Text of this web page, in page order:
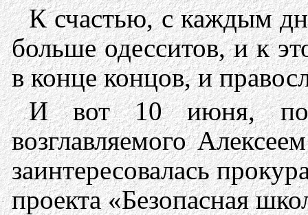
К счастью, с каждым
больше одесситов, и к
в конце концов, и
И вот 10 июня,
возглавляемого
заинтересовалась
проекта «Безопасная